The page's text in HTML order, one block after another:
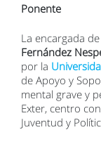
Ponente
La encargada
Fernández
por la
de Apoyo y
mental grave y
Exter, centro
Juventud y